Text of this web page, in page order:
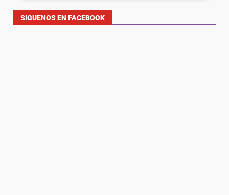
SIGUENOS EN FACEBOOK